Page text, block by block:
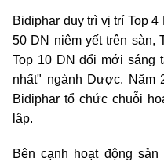
Bidiphar duy trì vị trí Top
50 DN niêm yết trên sàn,
Top 10 DN đổi mới sáng
nhất" ngành Dược. Năm
Bidiphar tổ chức chuỗi
lập.
Bên cạnh hoạt động